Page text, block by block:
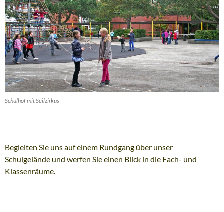
Schulhof mit Seilzirkus
Begleiten Sie uns auf einem Rundgang über unser
Schulgelände und werfen Sie einen Blick in die Fach- und
Klassenräume.